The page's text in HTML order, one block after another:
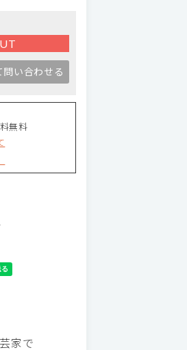
問い合わせる
無料
家で